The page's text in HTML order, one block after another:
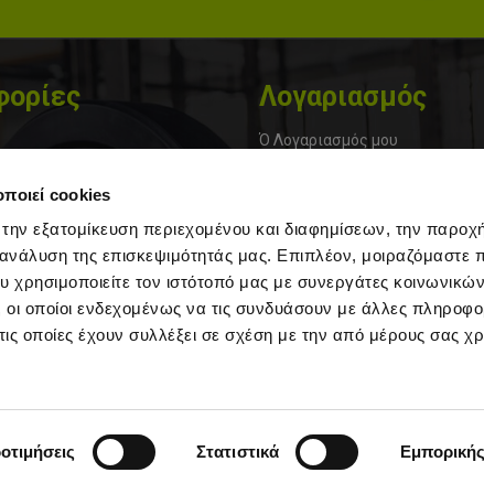
cookies
εξατομίκευση περιεχομένου και διαφημίσεων, την
της επισκεψιμότητάς μας. Επιπλέον, μοιραζόμαστε
τον ιστότοπό μας με συνεργάτες
οποίοι ενδεχομένως να τις συνδυάσουν με άλλες
οποίες έχουν συλλέξει σε σχέση με την από μέρους σας
Στατιστικά
και Πληρωμής
Λογαριασμός
Ό Λογαριασμός μου
Μεταφορικά & Πληρωμές
Φόρμα Επιστροφών
Πολιτική Επιστροφών